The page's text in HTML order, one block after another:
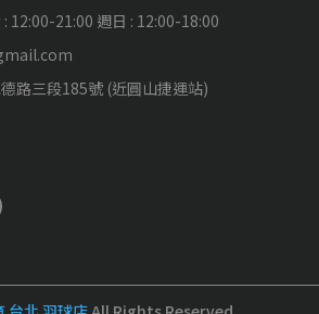
12:00-21:00 週日 : 12:00-18:00
路三段185號 (近圓山捷運站)